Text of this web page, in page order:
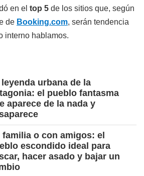
en el top 5 de los sitios que, según
de Booking.com, serán tendencia
interno hablamos.
leyenda urbana de la
el pueblo fantasma
aparece de la nada y
familia o con amigos: el
escondido ideal para
hacer asado y bajar un